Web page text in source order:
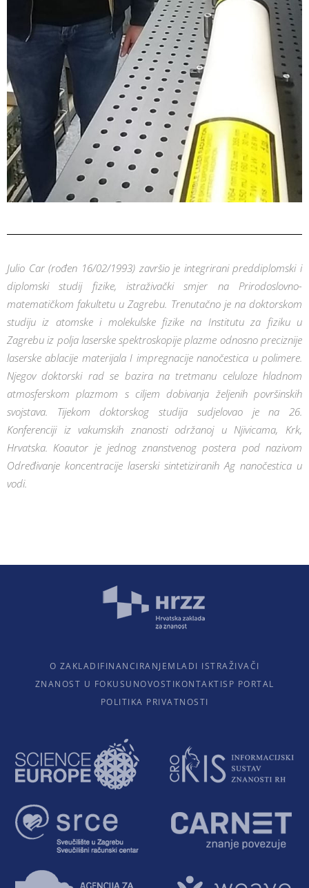
Julio Car (rođen 16/02/1993) završio je integrirani preddiplomski i
diplomski studij fizike, istraživački smjer na Prirodoslovno-
matematičkom fakultetu u Zagrebu. Trenutačno je na doktorskom
studiju iz atomske i molekulske fizike na Institutu za fiziku u
Zagrebu iz polja laserske spektroskopije plazme odnosno preciznije
laserske ablacije materijala I impregnacije nanočestica u polimere.
Njegov doktorski rad se bazira na tretmanu celuloze hladnom
atmosferskom plazmom s ciljem dobivanja željenih površinskih
svojstava. Tijekom doktorskog studija sudjelovao je na 26.
Konferenciji iz vakumskih znanosti održanoj u Njivicama, Krk,
Hrvatska. Koautor je jednog znanstvenog postera pod nazivom
Određivanje koncentracije laserski sintetiziranih Ag nanočestica u
vodi.
O ZAKLADIFINANCIRANJEMLADI ISTRAŽIVAČI
ZNANOST U FOKUSU NOVOSTIKONTAKTISP PORTAL
POLITIKA PRIVATNOSTI